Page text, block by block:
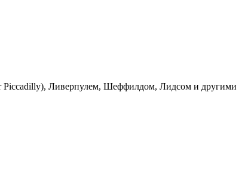
Piccadilly), Ливерпулем, Шеффилдом, Лидсом и другими